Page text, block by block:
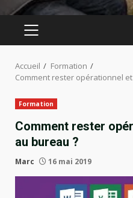
MENU
Accueil
Formation
Comment rester opérationnel
Formation
Comment rester
au bureau ?
Marc 16 mai 2019